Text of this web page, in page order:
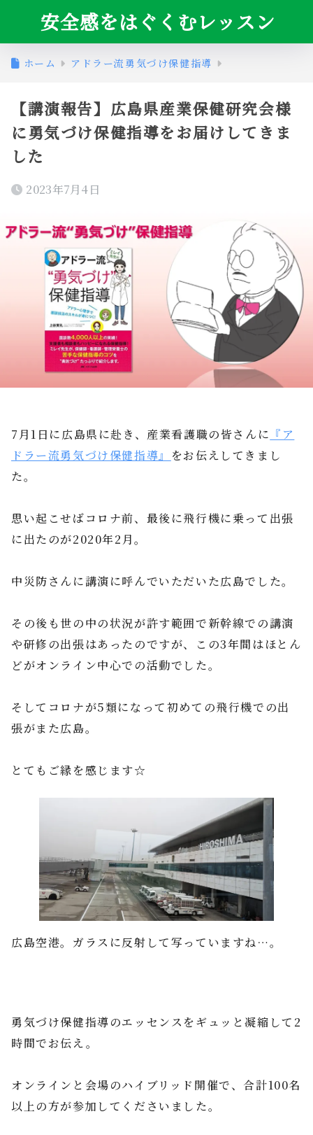
安全感をはぐくむレッスン
ホーム アドラー流勇気づけ保健指導
【講演報告】広島県産業保健研究会様
に勇気づけ保健指導をお届けしてきま
した
2023年7月4日
7月1日に広島県に赴き、産業看護職の皆さんに 『ア
ドラー流勇気づけ保健指導』 をお伝えしてきまし
た。
思い起こせばコロナ前、最後に飛行機に乗って出張
に出たのが2020年2月。
中災防さんに講演に呼んでいただいた広島でした。
その後も世の中の状況が許す範囲で新幹線での講演
や研修の出張はあったのですが、この3年間はほとん
どがオンライン中心での活動でした。
そしてコロナが5類になって初めての飛行機での出
張がまた広島。
とてもご縁を感じます☆
広島空港。ガラスに反射して写っていますね…。
勇気づけ保健指導のエッセンスをギュッと凝縮して2
時間でお伝え。
オンラインと会場のハイブリッド開催で、合計100名
以上の方が参加してくださいました。